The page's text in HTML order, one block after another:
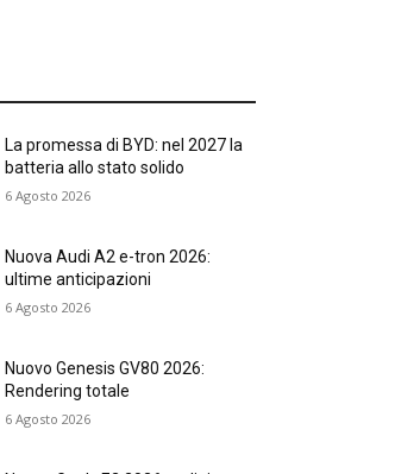
La promessa di BYD: nel 2027 la
batteria allo stato solido
6 Agosto 2026
Nuova Audi A2 e-tron 2026:
ultime anticipazioni
6 Agosto 2026
Nuovo Genesis GV80 2026:
Rendering totale
6 Agosto 2026